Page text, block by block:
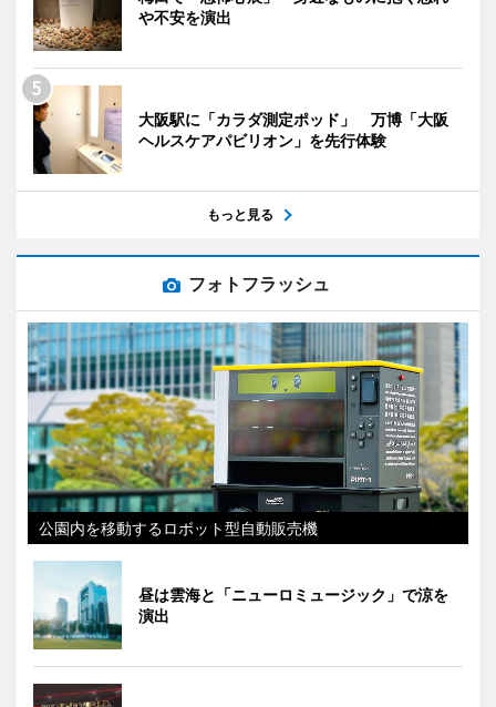
や不安を演出
大阪駅に「カラダ測定ポッド」 万博「大阪
ヘルスケアパビリオン」を先行体験
もっと見る
フォトフラッシュ
公園内を移動するロボット型自動販売機
昼は雲海と「ニューロミュージック」で涼を
演出